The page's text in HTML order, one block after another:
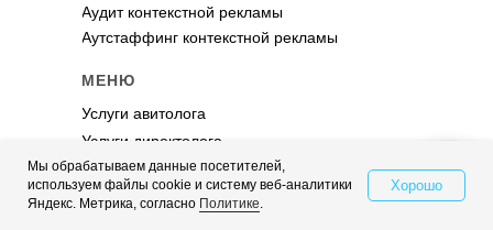
Аутстаффинг контекстной рекламы
МЕНЮ
Кейсы
Услуги авитолога
Услуги директолога
– Кейсы по Авито
Аудит контекстной рекламы
Свяжитесь с нами
Мы обрабатываем данные посетителей,
используем файлы cookie и систему веб-аналитики
Яндекс. Метрика, согласно Политике.
Хорошо